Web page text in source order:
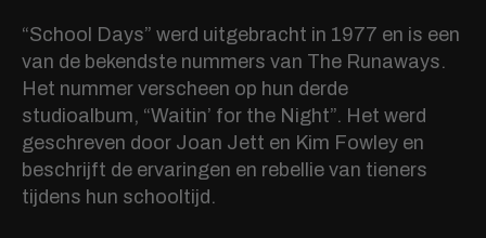
“School Days” werd uitgebracht in 1977 en is een
van de bekendste nummers van The Runaways.
Het nummer verscheen op hun derde
studioalbum, “Waitin’ for the Night”. Het werd
geschreven door Joan Jett en Kim Fowley en
beschrijft de ervaringen en rebellie van tieners
tijdens hun schooltijd.